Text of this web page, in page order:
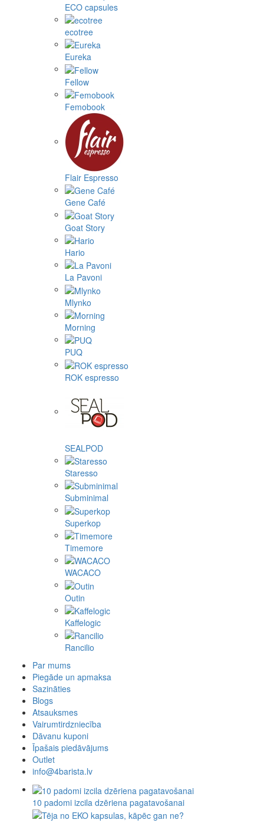
ECO capsules
ecotree
Eureka
Fellow
Femobook
Flair Espresso
Gene Café
Goat Story
Hario
La Pavoni
Mlynko
Morning
PUQ
ROK espresso
SEALPOD
Staresso
Subminimal
Superkop
Timemore
WACACO
Outin
Kaffelogic
Rancilio
Par mums
Piegāde un apmaksa
Sazināties
Blogs
Atsauksmes
Vairumtirdzniecība
Dāvanu kuponi
Īpašais piedāvājums
Outlet
info@4barista.lv
10 padomi izcila dzēriena pagatavošanai